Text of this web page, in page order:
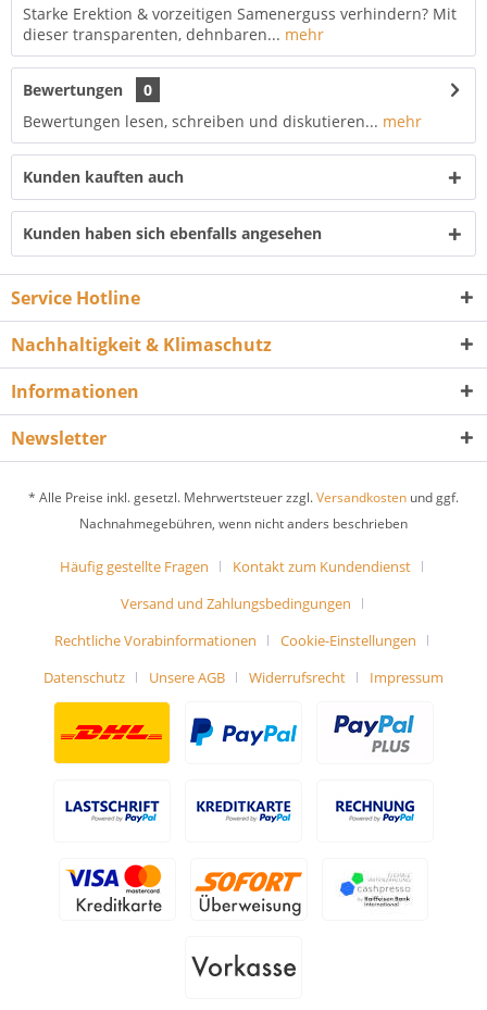
Starke Erektion & vorzeitigen Samenerguss verhindern? Mit
dieser transparenten, dehnbaren... mehr
Bewertungen
0
Bewertungen lesen, schreiben und diskutieren... mehr
Kunden kauften auch
Kunden haben sich ebenfalls angesehen
Service Hotline
Nachhaltigkeit & Klimaschutz
Informationen
Newsletter
* Alle Preise inkl. gesetzl. Mehrwertsteuer zzgl.Versandkosten und ggf.
Nachnahmegebühren, wenn nicht anders beschrieben
Häufig gestellte Fragen
Kontakt zum Kundendienst
Versand und Zahlungsbedingungen
Rechtliche Vorabinformationen
Cookie-Einstellungen
Datenschutz
Unsere AGB Widerrufsrecht Impressum